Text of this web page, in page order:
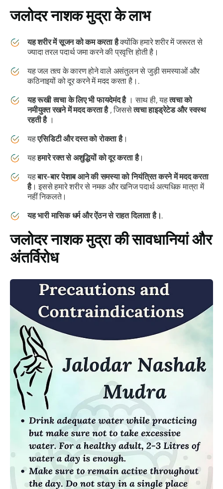
जलोदरनाशकमुद्राके लाभ
यह शरीर में सूजन को कम करता हैक्योंकि हमारे शरीर में जरूरत से
ज्यादा तरल पदार्थ जमा करने की प्रवृत्ति होती है।
यह जल तत्व के कारण होने वाले असंतुलन से जुड़ी समस्याओं और
कठिनाइयों को दूर करने में मदद करता है।.
यह रूखी त्वचा के लिए भी फायदेमंद है। साथ ही, यहत्वचा को
नमीयुक्त रखने में मदद करता है, जिससेत्वचा हाइड्रेटेड और स्वस्थ
रहती है।
यहएसिडिटी और दस्त को रोकता है।
यहहमारे रक्त से अशुद्धियों को दूर करता है।
यहबार-बार पेशाब आने की समस्या को नियंत्रित करने में मदद करता
है। इससे हमारे शरीर से नमक और खनिज पदार्थ अत्यधिक मात्रा में
नहीं निकलते।
यह भारी मासिक धर्म और ऐंठन से राहत दिलाता है।.
जलोदरनाशकमुद्राकी सावधानियां और
अंतर्विरोध